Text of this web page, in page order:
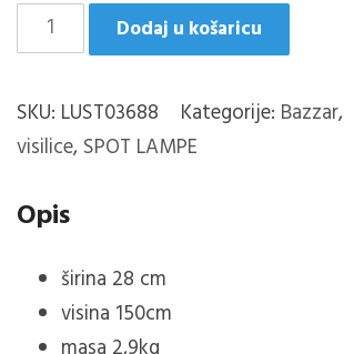
STREAM/3
LUSTER
MAT
količina
Dodaj u košaricu
SKU: LUST03688 Kategorije: Bazzar,
visilice, SPOT LAMPE
Opis
širina 28 cm
visina 150cm